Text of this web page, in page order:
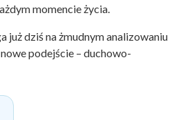
momencie życia.
już dziś na żmudnym analizowaniu
podejście – duchowo-